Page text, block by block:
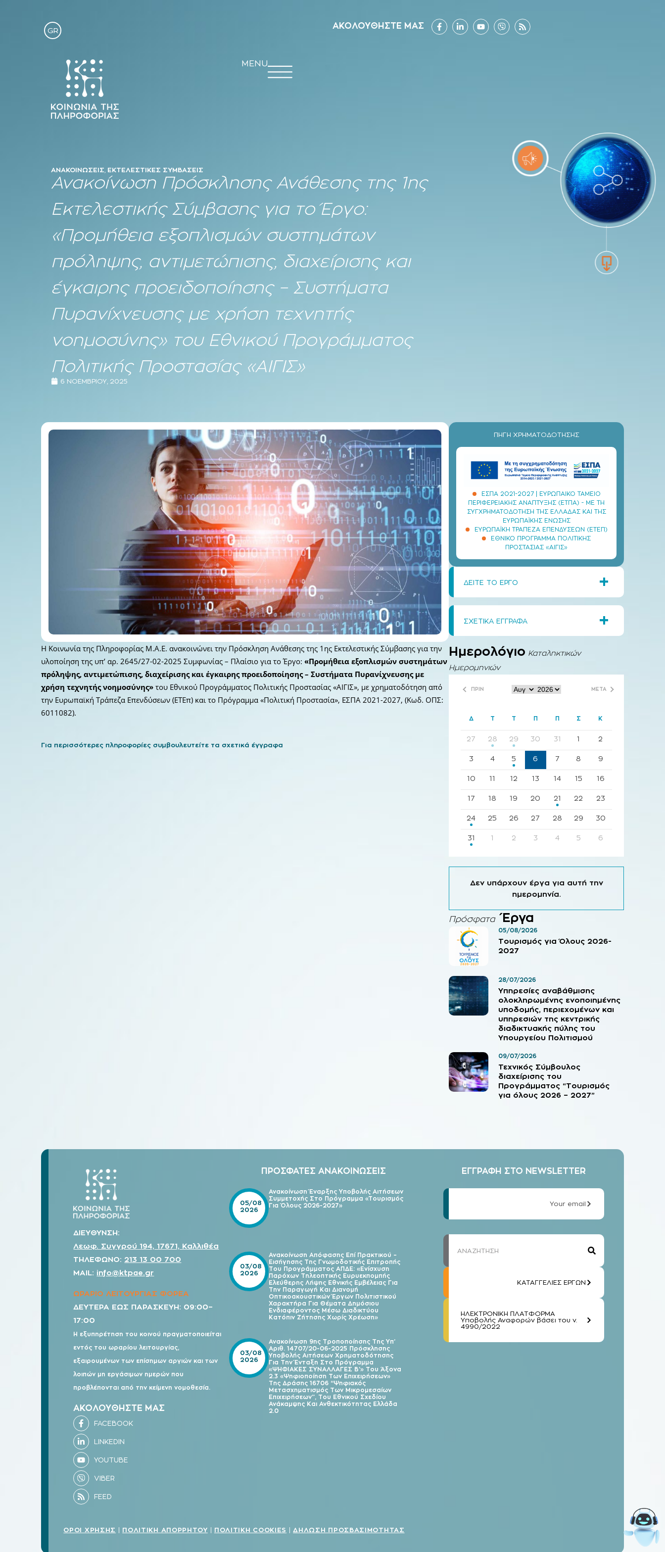
GR
ΑΚΟΛΟΥΘΗΣΤΕ ΜΑΣ
MENU
ΑΝΑΚΟΙΝΏΣΕΙΣ ΕΚΤΕΛΕΣΤΙΚΈΣ ΣΥΜΒΆΣΕΙΣ
Ανακοίνωση Πρόσκλησης Ανάθεσης της 1ης
Εκτελεστικής Σύμβασης για τo Έργο:
«Προμήθεια εξοπλισμών συστημάτων
πρόληψης, αντιμετώπισης, διαχείρισης και
έγκαιρης προειδοποίησης – Συστήματα
Πυρανίχνευσης με χρήση τεχνητής
νοημοσύνης» του Εθνικού Προγράμματος
Πολιτικής Προστασίας «ΑΙΓΙΣ»
6 ΝΟΕΜΒΡΊΟΥ, 2025
Η Κοινωνία της Πληροφορίας Μ.Α.Ε. ανακοινώνει την Πρόσκληση Ανάθεσης της 1ης Εκτελεστικής Σύμβασης για την
υλοποίηση της υπ’ αρ. 2645/27-02-2025 Συμφωνίας – Πλαίσιο για τo Έργο:«Προμήθεια εξοπλισμών συστημάτων
πρόληψης, αντιμετώπισης, διαχείρισης και έγκαιρης προειδοποίησης – Συστήματα Πυρανίχνευσης με
χρήση τεχνητής νοημοσύνης» του Εθνικού Προγράμματος Πολιτικής Προστασίας «ΑΙΓΙΣ», με χρηματοδότηση από
την Ευρωπαϊκή Τράπεζα Επενδύσεων (ΕΤΕπ) και το Πρόγραμμα «Πολιτική Προστασία», ΕΣΠΑ 2021-2027, (Κωδ. ΟΠΣ:
6011082).
Για περισσότερες πληροφορίες συμβουλευτείτε τα σχετικά έγγραφα
ΠΗΓΗ ΧΡΗΜΑΤΟΔΟΤΗΣΗΣ
ΕΣΠΑ 2021-2027 | ΕΥΡΩΠΑΙΚΌ ΤΑΜΕΊΟ
ΠΕΡΙΦΕΡΕΙΑΚΉΣ ΑΝΆΠΤΥΞΗΣ (ΕΤΠΑ) - ΜΕ ΤΗ
ΣΥΓΧΡΗΜΑΤΟΔΌΤΗΣΗ ΤΗΣ ΕΛΛΆΔΑΣ ΚΑΙ ΤΗΣ
ΕΥΡΩΠΑΪΚΉΣ ΈΝΩΣΗΣ
ΕΥΡΩΠΑΪΚΉ ΤΡΆΠΕΖΑ ΕΠΕΝΔΎΣΕΩΝ (ΕΤΕΠ)
ΕΘΝΙΚΌ ΠΡΌΓΡΑΜΜΑ ΠΟΛΙΤΙΚΉΣ
ΠΡΟΣΤΑΣΊΑΣ «ΑΙΓΙΣ»
+
ΔΕΙΤΕ ΤΟ ΕΡΓΟ
+
ΣΧΕΤΙΚΑ ΕΓΓΡΑΦΑ
Ημερολόγιο Καταληκτικών
Ημερομηνιών
ΠΡΙΝ ΜΕΤΑ
Δ Τ Τ Π Π Σ Κ
27 28 29 30 31 1 2
3 4 5 6 7 8 9
10 11 12 13 14 15 16
17 18 19 20 21 22 23
24 25 26 27 28 29 30
31 1 2 3 4 5 6
Δεν υπάρχουν έργα για αυτή την
ημερομηνία.
Πρόσφατα Έργα
Τουρισμός για Όλους 2026-
2027
05/08/2026
Υπηρεσίες αναβάθμισης
ολοκληρωμένης ενοποιημένης
υποδομής, περιεχομένων και
υπηρεσιών της κεντρικής
διαδικτυακής πύλης του
Υπουργείου Πολιτισμού
28/07/2026
Τεχνικός Σύμβουλος
διαχείρισης του
Προγράμματος “Τουρισμός
για όλους 2026 – 2027”
09/07/2026
ΔΙΕΥΘΥΝΣΗ:
Λεωφ. Συγγρού 194, 17671, Καλλιθέα
ΤΗΛΕΦΩΝΟ: 213 13 00 700
MAIL: info@ktpae.gr
ΩΡΑΡΙΟ ΛΕΙΤΟΥΡΓΙΑΣ ΦΟΡΕΑ
ΔΕΥΤΕΡΑ ΕΩΣ ΠΑΡΑΣΚΕΥΗ: 09:00–
17:00
Η εξυπηρέτηση του κοινού πραγματοποιείται
εντός του ωραρίου λειτουργίας,
εξαιρουμένων των επίσημων αργιών και των
λοιπών μη εργάσιμων ημερών που
προβλέπονται από την κείμενη νομοθεσία.
ΑΚΟΛΟΥΘΗΣΤΕ ΜΑΣ
ΠΡΟΣΦΑΤΕΣ ΑΝΑΚΟΙΝΩΣΕΙΣ
Ανακοίνωση Έναρξης Υποβολής Αιτήσεων
Συμμετοχής Στο Πρόγραμμα «Τουρισμός
Για Όλους 2026-2027»
05/08
2026
Ανακοίνωση Απόφασης Επί Πρακτικού –
Εισήγησης Της Γνωμοδοτικής Επιτροπής
Του Προγράμματος ΑΠΔΕ: «Ενίσχυση
Παρόχων Τηλεοπτικής Ευρυεκπομπής
Ελεύθερης Λήψης Εθνικής Εμβέλειας Για
Την Παραγωγή Και Διανομή
Οπτικοακουστικών Έργων Πολιτιστικού
Χαρακτήρα Για Θέματα Δημόσιου
Ενδιαφέροντος Μέσω Διαδικτύου
Κατόπιν Ζήτησης Χωρίς Χρέωση»
03/08
2026
Ανακοίνωση 9ης Τροποποίησης Της Υπ’
Αριθ. 14707/20-06-2025 Πρόσκλησης
Υποβολής Αιτήσεων Χρηματοδότησης
Για Την Ένταξη Στο Πρόγραμμα
«ΨΗΦΙΑΚΕΣ ΣΥΝΑΛΛΑΓΕΣ Β’» Του Άξονα
2.3 «Ψηφιοποίηση Των Επιχειρήσεων»
Της Δράσης 16706 “Ψηφιακός
Μετασχηματισμός Των Μικρομεσαίων
Επιχειρήσεων”, Του Εθνικού Σχεδίου
Ανάκαμψης Και Ανθεκτικότητας Ελλάδα
2.0
03/08
2026
ΕΓΓΡΑΦΗ ΣΤΟ NEWSLETTER
Your email
ΚΑΤΑΓΓΕΛΙΕΣ ΕΡΓΩΝ
ΗΛΕΚΤΡΟΝΙΚΗ ΠΛΑΤΦΟΡΜΑ
Υποβολής Αναφορών βάσει του ν.
4990/2022
ΟΡΟΙ ΧΡΗΣΗΣ ΠΟΛΙΤΙΚΗ ΑΠΟΡΡΗΤΟΥ ΠΟΛΙΤΙΚΗ COOKIES ΔΗΛΩΣΗ ΠΡΟΣΒΑΣΙΜΟΤΗΤΑΣ